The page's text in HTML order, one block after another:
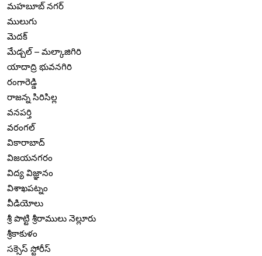
మహబూబ్ నగర్
ములుగు
మెదక్
మేడ్చల్ – మల్కాజిగిరి
యాదాద్రి భువనగిరి
రంగారెడ్డి
రాజన్న సిరిసిల్ల
వనపర్తి
వరంగల్
వికారాబాద్
విజయనగరం
విద్య విజ్ఞానం
విశాఖపట్నం
వీడియోలు
శ్రీ పొట్టి శ్రీరాములు నెల్లూరు
శ్రీకాకుళం
సక్సెస్ స్టోరీస్